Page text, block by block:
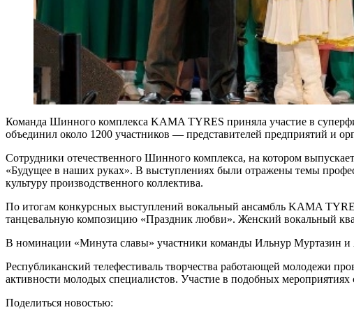
Команда Шинного комплекса KAMA TYRES приняла участие в
объединил около 1200 участников — представителей предприятий и
Сотрудники отечественного Шинного комплекса, на котором
«Будущее в наших руках». В выступлениях были отражены темы
культуру производственного коллектива.
По итогам конкурсных выступлений вокальный ансамбль KAMA
танцевальную композицию «Праздник любви». Женский вокальный
В номинации «Минута славы» участники команды Ильнур Муртазин
Республиканский телефестиваль творчества работающей молодежи
активности молодых специалистов. Участие в подобных
Поделиться новостью: